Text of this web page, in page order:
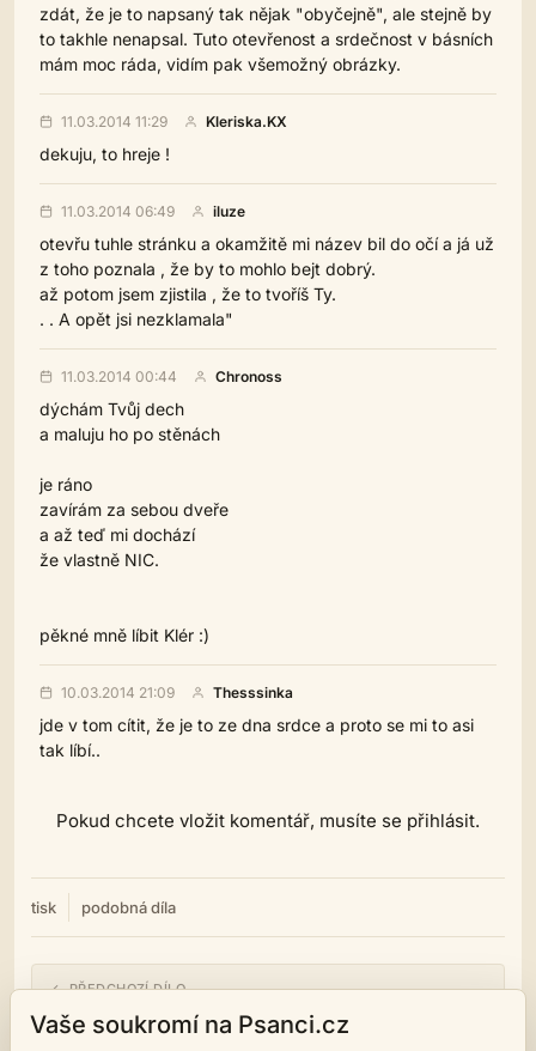
zdát, že je to napsaný tak nějak "obyčejně", ale stejně by
to takhle nenapsal. Tuto otevřenost a srdečnost v básních
mám moc ráda, vidím pak všemožný obrázky.
11.03.2014 11:29 Kleriska.KX
dekuju, to hreje !
11.03.2014 06:49 iluze
otevřu tuhle stránku a okamžitě mi název bil do očí a já už
z toho poznala , že by to mohlo bejt dobrý.
až potom jsem zjistila , že to tvoříš Ty.
. . A opět jsi nezklamala"
11.03.2014 00:44 Chronoss
dýchám Tvůj dech
a maluju ho po stěnách
je ráno
zavírám za sebou dveře
a až teď mi dochází
že vlastně NIC.
pěkné mně líbit Klér :)
10.03.2014 21:09 Thesssinka
jde v tom cítit, že je to ze dna srdce a proto se mi to asi
tak líbí..
Pokud chcete vložit komentář, musíte se přihlásit.
tisk podobná díla
← PŘEDCHOZÍ DÍLO
zdá se mi
Vaše soukromí na Psanci.cz